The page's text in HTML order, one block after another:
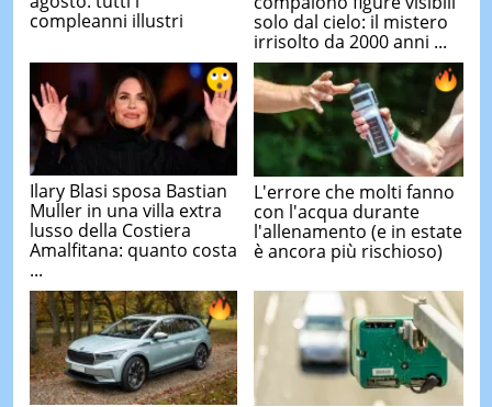
compleanni illustri
solo dal cielo: il mistero
irrisolto da 2000 anni ...
Ilary Blasi sposa Bastian
Muller in una villa extra
lusso della Costiera
Amalfitana: quanto costa
...
L'errore che molti fanno
con l'acqua durante
l'allenamento (e in estate
è ancora più rischioso)